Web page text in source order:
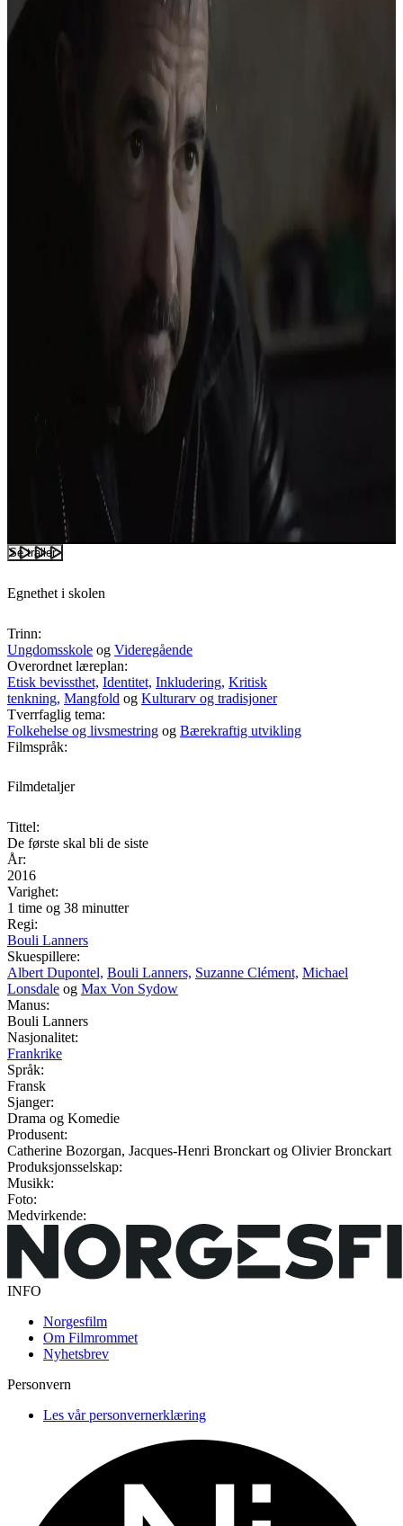
Se trailer
Egnethet i skolen
Trinn:
Ungdomsskole og Videregående
Overordnet læreplan:
Etisk bevissthet, Identitet, Inkludering, Kritisk
tenkning, Mangfold og Kulturarv og tradisjoner
Tverrfaglig tema:
Folkehelse og livsmestring og Bærekraftig utvikling
Filmspråk:
Filmdetaljer
Tittel:
De første skal bli de siste
År:
2016
Varighet:
1 time og 38 minutter
Regi:
Bouli Lanners
Skuespillere:
Albert Dupontel, Bouli Lanners, Suzanne Clément, Michael
Lonsdale og Max Von Sydow
Manus:
Bouli Lanners
Nasjonalitet:
Frankrike
Språk:
Fransk
Sjanger:
Drama og Komedie
Produsent:
Catherine Bozorgan, Jacques-Henri Bronckart og Olivier Bronckart
Produksjonsselskap:
Musikk:
Foto:
Medvirkende:
INFO
Norgesfilm
Om Filmrommet
Nyhetsbrev
Personvern
Les vår personvernerklæring